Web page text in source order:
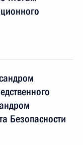
Безопасности